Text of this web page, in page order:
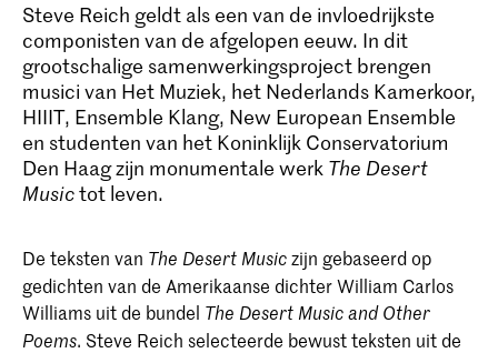
Steve Reich geldt als een van de invloedrijkste
componisten van de afgelopen eeuw. In dit
grootschalige samenwerkingsproject brengen
musici van Het Muziek, het Nederlands Kamerkoor,
HIIIT, Ensemble Klang, New European Ensemble
en studenten van het Koninklijk Conservatorium
Den Haag zijn monumentale werk The Desert
Musictot leven.
De teksten van The Desert Musiczijn gebaseerd op
gedichten van de Amerikaanse dichter William Carlos
Williams uit de bundel The Desert Music and Other
Poems. Steve Reich selecteerde bewust teksten uit de